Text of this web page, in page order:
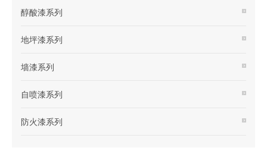
醇酸漆系列
地坪漆系列
墙漆系列
自喷漆系列
防火漆系列